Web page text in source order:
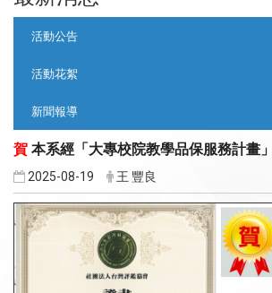
活動公告
活動花絮
新聞報導
賀 本系經「大專校院教學品保服務計畫
2025-08-19 王 豐良